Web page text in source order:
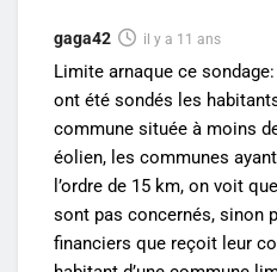
gaga42 il y a 11 ans
Limite arnaque ce
ont été sondés les
commune située à moins
éolien, les communes
l’ordre de 15 km, on voit
sont pas concernés, sinon
financiers que reçoit leur